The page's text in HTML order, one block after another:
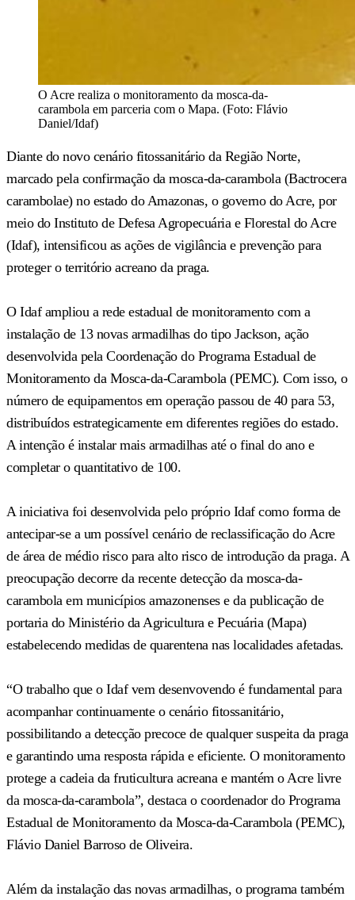
O Acre realiza o monitoramento da mosca-da-
carambola em parceria com o Mapa. (Foto: Flávio
Daniel/Idaf)
Diante do novo cenário fitossanitário da Região Norte,
marcado pela confirmação da mosca-da-carambola (Bactrocera
carambolae) no estado do Amazonas, o governo do Acre, por
meio do Instituto de Defesa Agropecuária e Florestal do Acre
(Idaf), intensificou as ações de vigilância e prevenção para
proteger o território acreano da praga.
O Idaf ampliou a rede estadual de monitoramento com a
instalação de 13 novas armadilhas do tipo Jackson, ação
desenvolvida pela Coordenação do Programa Estadual de
Monitoramento da Mosca-da-Carambola (PEMC). Com isso, o
número de equipamentos em operação passou de 40 para 53,
distribuídos estrategicamente em diferentes regiões do estado.
A intenção é instalar mais armadilhas até o final do ano e
completar o quantitativo de 100.
A iniciativa foi desenvolvida pelo próprio Idaf como forma de
antecipar-se a um possível cenário de reclassificação do Acre
de área de médio risco para alto risco de introdução da praga. A
preocupação decorre da recente detecção da mosca-da-
carambola em municípios amazonenses e da publicação de
portaria do Ministério da Agricultura e Pecuária (Mapa)
estabelecendo medidas de quarentena nas localidades afetadas.
“O trabalho que o Idaf vem desenvovendo é fundamental para
acompanhar continuamente o cenário fitossanitário,
possibilitando a detecção precoce de qualquer suspeita da praga
e garantindo uma resposta rápida e eficiente. O monitoramento
protege a cadeia da fruticultura acreana e mantém o Acre livre
da mosca-da-carambola”, destaca o coordenador do Programa
Estadual de Monitoramento da Mosca-da-Carambola (PEMC),
Flávio Daniel Barroso de Oliveira.
Além da instalação das novas armadilhas, o programa também